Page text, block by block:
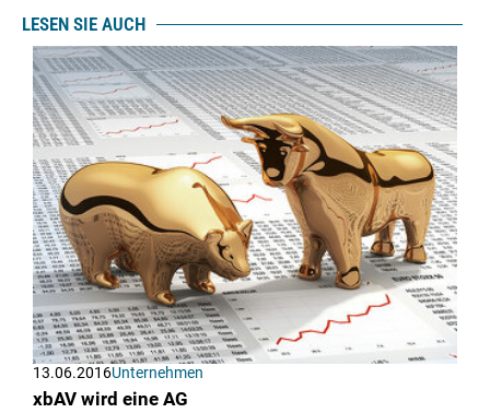
LESEN SIE AUCH
13.06.2016Unternehmen
xbAV wird eine AG